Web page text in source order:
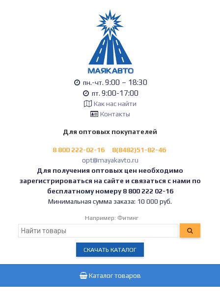
пн.-чт. 9:00 – 18:30
пт. 9:00-17:00
Как нас найти
Контакты
Для оптовых покупателей
8 800 222-02-16
8(8482)51-82-46
opt@mayakavto.ru
Для получения оптовых цен необходимо
зарегистрироваться на сайте и связаться с нами по
бесплатному номеру 8 800 222 02-16
Минимальная сумма заказа: 10 000 руб.
Например: Фитинг
СКАЧАТЬ КАТАЛОГ
Каталог товаров